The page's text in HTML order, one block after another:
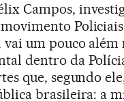
Campos,
Policiais
um pouco além
dentro da
que, segundo
brasileira: a